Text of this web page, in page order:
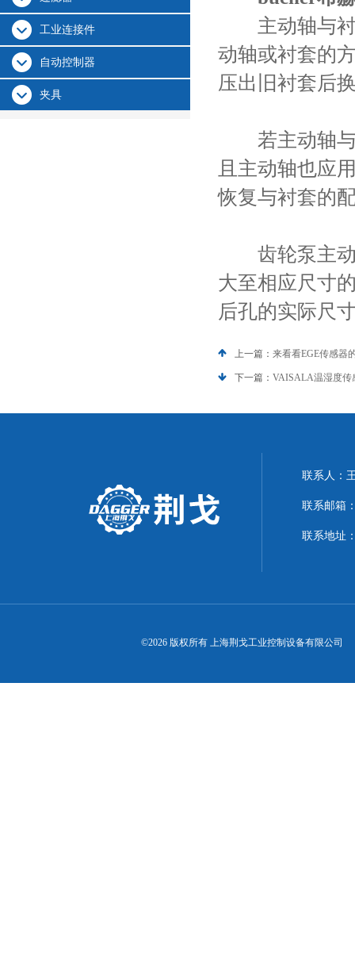
工业连接件
自动控制器
夹具
主动轴与衬
动轴或衬套的
压出旧衬套后
若主动轴与
且主动轴也应
恢复与衬套的
齿轮泵主动
大至相应尺寸
后孔的实际尺
上一篇： 来看看EGE传感器
下一篇： VAISALA温湿度传
联系人：
联系邮箱
联系地址
©2026 版权所有 上海荆戈工业控制设备有限公司